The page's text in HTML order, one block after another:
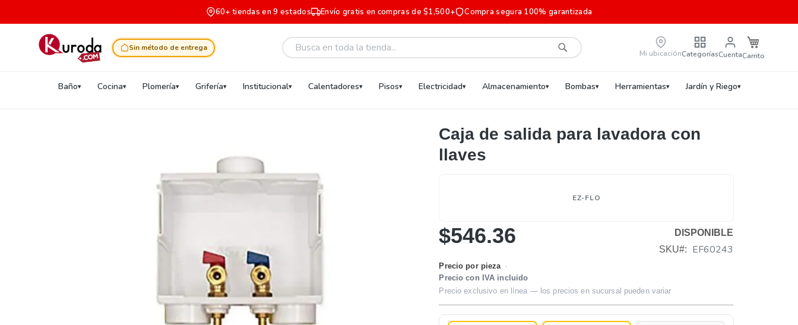
60+ tiendas en 9 estados Envío gratis en compras de $1,500+ Compra segura 100% garantizada
Carrito de
Mi ubicaciónCategoríasCuenta
Sin método de entrega
Baño Cocina Plomería Grifería Institucional Calentadores Pisos Electricidad Almacenamiento Bombas Herramientas Jardín y Riego
Caja de salida para lavadora con
llaves
EZ-FLO
$546.36
DISPONIBLE
SKU
EF60243
Precio por pieza ·
Precio con IVA incluido
Precio exclusivo en línea — los precios en sucursal pueden variar